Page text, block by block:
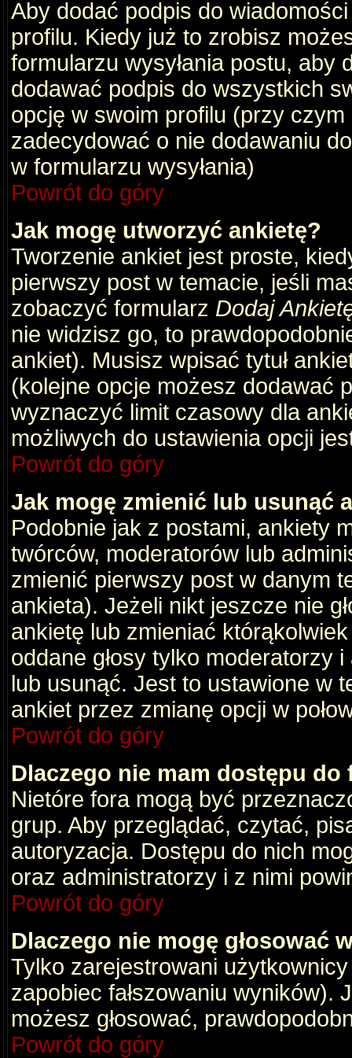
Aby dodać podpis do
profilu. Kiedy już to zrobisz
formularzu wysyłania postu,
dodawać podpis do wszystkich
opcję w swoim profilu (przy
zadecydować o nie dodawaniu
w formularzu wysyłania)
Powrót do góry
Jak mogę utworzyć ankietę?
Tworzenie ankiet jest proste,
pierwszy post w temacie, jeśli
zobaczyć formularz Dodaj
nie widzisz go, to
ankiet). Musisz wpisać tytuł
(kolejne opcje możesz dodawać
wyznaczyć limit czasowy dla
możliwych do ustawienia opcji
Powrót do góry
Jak mogę zmienić lub usunąć
Podobnie jak z postami, ankiety
twórców, moderatorów lub
zmienić pierwszy post w danym
ankieta). Jeżeli nikt jeszcze nie
ankietę lub zmieniać
oddane głosy tylko moderatorzy
lub usunąć. Jest to ustawione w
ankiet przez zmianę opcji w
Powrót do góry
Dlaczego nie mam dostępu do
Nietóre fora mogą być
grup. Aby przeglądać, czytać,
autoryzacja. Dostępu do nich
oraz administratorzy i z nimi
Powrót do góry
Dlaczego nie mogę głosować
Tylko zarejestrowani
zapobiec fałszowaniu wyników).
możesz głosować,
Powrót do góry